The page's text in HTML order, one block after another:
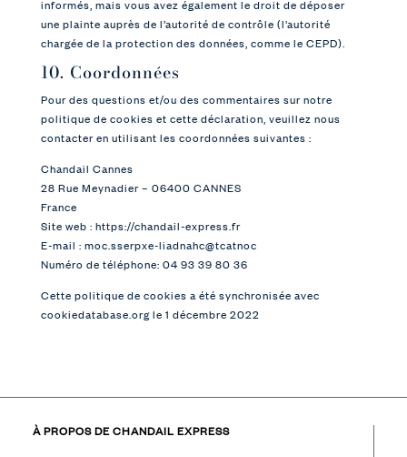
informés, mais vous avez également le droit de déposer
une plainte auprès de l’autorité de contrôle (l’autorité
chargée de la protection des données, comme le CEPD).
10. Coordonnées
Pour des questions et/ou des commentaires sur notre
politique de cookies et cette déclaration, veuillez nous
contacter en utilisant les coordonnées suivantes :
Chandail Cannes
28 Rue Meynadier – 06400 CANNES
France
Site web : https://chandail-express.fr
E-mail : moc.sserpxe-liadnahc@tcatnoc
Numéro de téléphone: 04 93 39 80 36
Cette politique de cookies a été synchronisée avec
cookiedatabase.orgle 1 décembre 2022
À PROPOS DE CHANDAIL EXPRESS